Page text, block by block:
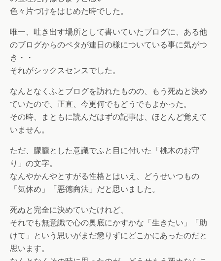
色々片づけをはじめた時でした。
唯一、吐き出す場所として書いていたブログに、ある他
のブログからのペタが連日の様についている事に気がつ
き・・
それがシックスセンスでした。
なんとなくふとブログを訪れたものの、もう死ぬと決め
ていたので、正直、今更何でもどうでもよかった。
その時、まともに読んだはずの記事は、ほとんど覚えて
いません。
ただ、朦朧とした意識でふと目に付いた「桃木のお守
り」の文字。
なんやかんやとすがる性格とはいえ、どうせいつもの
「気休め」「悪徳商法」だと思いました。
死ぬと完全に決めていたけれど、
それでも無意識で心の奥底にかすかな「生きたい」「助
けて」という思いがまだ懲りずにどこかにあったのだと
思います。